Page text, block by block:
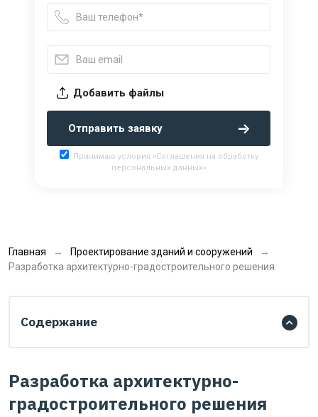
Добавить файлы
Отправить заявку
Принимаю условия «Соглашения на обработку
персональных данных»
Главная
Проектирование зданий и сооружений
Разработка архитектурно-градостроительного решения
Содержание
Разработка архитектурно-
градостроительного решения